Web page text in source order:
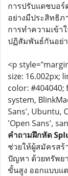
การปรับแดชบอ
อย่างมีประสิทธิ
การทำความเข้า
ปฏิสัมพันธ์กันอย่า
<p
size: 16.002px;
color:
system,
Sans', Ubuntu,
'Open Sans',
คำถามฝึกหัด
ช่วยให้ผู้สมัครส
ปัญหา ด้วยทรัพย
ขั้นสูง ออกแบบแ